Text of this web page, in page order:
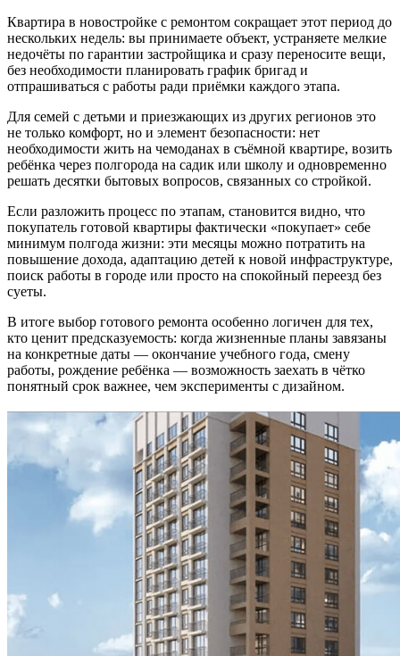
Квартира в новостройке с ремонтом сокращает этот период до
нескольких недель: вы принимаете объект, устраняете мелкие
недочёты по гарантии застройщика и сразу переносите вещи,
без необходимости планировать график бригад и
отпрашиваться с работы ради приёмки каждого этапа.
Для семей с детьми и приезжающих из других регионов это
не только комфорт, но и элемент безопасности: нет
необходимости жить на чемоданах в съёмной квартире, возить
ребёнка через полгорода на садик или школу и одновременно
решать десятки бытовых вопросов, связанных со стройкой.
Если разложить процесс по этапам, становится видно, что
покупатель готовой квартиры фактически «покупает» себе
минимум полгода жизни: эти месяцы можно потратить на
повышение дохода, адаптацию детей к новой инфраструктуре,
поиск работы в городе или просто на спокойный переезд без
суеты.
В итоге выбор готового ремонта особенно логичен для тех,
кто ценит предсказуемость: когда жизненные планы завязаны
на конкретные даты — окончание учебного года, смену
работы, рождение ребёнка — возможность заехать в чётко
понятный срок важнее, чем эксперименты с дизайном.